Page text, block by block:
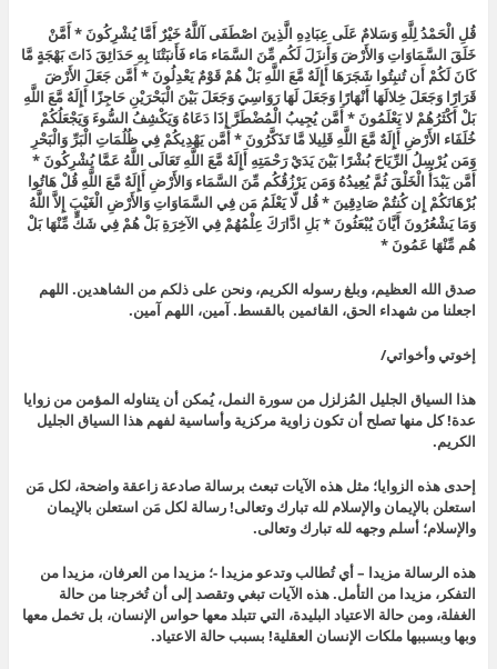
قُلِ الْحَمْدُ لِلَّهِ وَسَلامٌ عَلَى عِبَادِهِ الَّذِينَ اصْطَفَى آللَّهُ خَيْرٌ أَمَّا يُشْرِكُونَ * أَمَّنْ
خَلَقَ السَّمَاوَاتِ وَالأَرْضَ وَأَنزَلَ لَكُم مِّنَ السَّمَاء مَاء فَأَنبَتْنَا بِهِ حَدَائِقَ ذَاتَ بَهْجَةٍ مَّا
كَانَ لَكُمْ أَن تُنبِتُوا شَجَرَهَا أَإِلَهٌ مَّعَ اللَّهِ بَلْ هُمْ قَوْمٌ يَعْدِلُونَ * أَمَّن جَعَلَ الأَرْضَ
قَرَارًا وَجَعَلَ خِلالَهَا أَنْهَارًا وَجَعَلَ لَهَا رَوَاسِيَ وَجَعَلَ بَيْنَ الْبَحْرَيْنِ حَاجِزًا أَإِلَهٌ مَّعَ اللَّهِ
بَلْ أَكْثَرُهُمْ لا يَعْلَمُونَ * أَمَّن يُجِيبُ الْمُضْطَرَّ إِذَا دَعَاهُ وَيَكْشِفُ السُّوءَ وَيَجْعَلُكُمْ
خُلَفَاء الأَرْضِ أَإِلَهٌ مَّعَ اللَّهِ قَلِيلا مَّا تَذَكَّرُونَ * أَمَّن يَهْدِيكُمْ فِي ظُلُمَاتِ الْبَرِّ وَالْبَحْرِ
وَمَن يُرْسِلُ الرِّيَاحَ بُشْرًا بَيْنَ يَدَيْ رَحْمَتِهِ أَإِلَهٌ مَّعَ اللَّهِ تَعَالَى اللَّهُ عَمَّا يُشْرِكُونَ *
أَمَّن يَبْدَأُ الْخَلْقَ ثُمَّ يُعِيدُهُ وَمَن يَرْزُقُكُم مِّنَ السَّمَاء وَالأَرْضِ أَإِلَهٌ مَّعَ اللَّهِ قُلْ هَاتُوا
بُرْهَانَكُمْ إِن كُنتُمْ صَادِقِينَ * قُل لّا يَعْلَمُ مَن فِي السَّمَاوَاتِ وَالأَرْضِ الْغَيْبَ إِلاَّ اللَّهُ
وَمَا يَشْعُرُونَ أَيَّانَ يُبْعَثُونَ * بَلِ ادَّارَكَ عِلْمُهُمْ فِي الآخِرَةِ بَلْ هُمْ فِي شَكٍّ مِّنْهَا بَلْ
هُم مِّنْهَا عَمُونَ *
صدق الله العظيم، وبلغ رسوله الكريم، ونحن على ذلكم من الشاهدين. اللهم
اجعلنا من شهداء الحق، القائمين بالقسط. آمين، اللهم آمين.
إخوتي وأخواتي/
هذا السياق الجليل المُزلزل من سورة النمل، يُمكن أن يتناوله المؤمن من زوايا
عدة! كل منها تصلح أن تكون زاوية مركزية وأساسية لفهم هذا السياق الجليل
الكريم.
إحدى هذه الزوايا؛ مثل هذه الآيات تبعث برسالة صادعة زاعقة واضحة، لكل مَن
استعلن بالإيمان والإسلام لله تبارك وتعالى! رسالة لكل مَن استعلن بالإيمان
والإسلام؛ أسلم وجهه لله تبارك وتعالى.
هذه الرسالة مزيدا – أي تُطالب وتدعو مزيدا -؛ مزيدا من العرفان، مزيدا من
التفكر، مزيدا من التأمل. هذه الآيات تبغي وتقصد إلى أن تُخرجنا من حالة
الغفلة، ومن حالة الاعتياد البليدة، التي تتبلد معها حواس الإنسان، بل تخمل معها
وبها وبسببها ملكات الإنسان العقلية! بسبب حالة الاعتياد.